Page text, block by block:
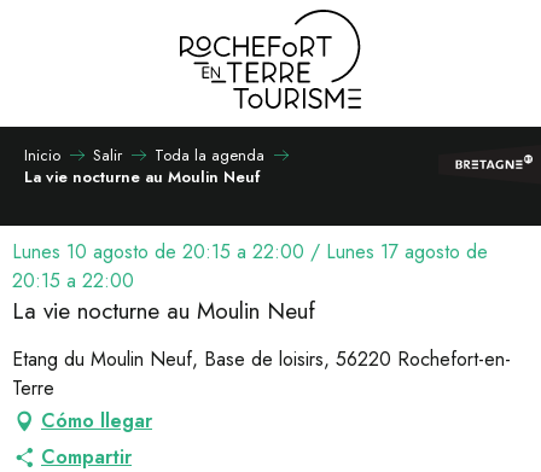
Inicio Salir
Toda la agenda
La vie nocturne au Moulin Neuf
Lunes 10 agosto de 20:15 a 22:00 / Lunes 17 agosto de
20:15 a 22:00
La vie nocturne au Moulin Neuf
Etang du Moulin Neuf, Base de loisirs, 56220 Rochefort-en-
Terre
Cómo llegar
Compartir